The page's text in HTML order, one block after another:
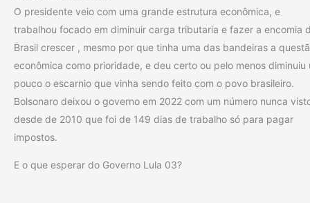
O presidente veio com uma grande estrutura econômica, e
trabalhou focado em diminuir carga tributaria e fazer a encomia
Brasil crescer , mesmo por que tinha uma das bandeiras a
econômica como prioridade, e deu certo ou pelo menos diminuiu
pouco o escarnio que vinha sendo feito com o povo brasileiro.
Bolsonaro deixou o governo em 2022 com um número nunca
desde de 2010 que foi de 149 dias de trabalho só para pagar
impostos.
E o que esperar do Governo Lula 03?